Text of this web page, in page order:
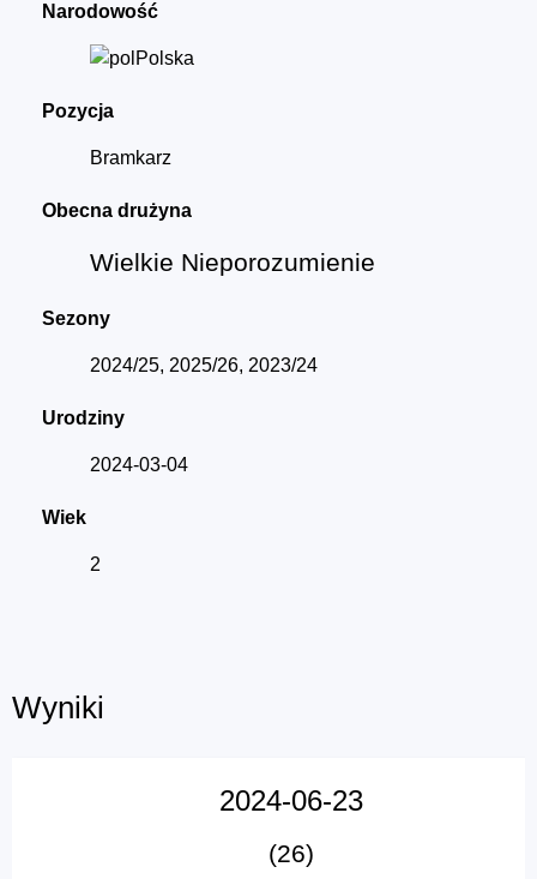
Narodowość
Polska
Pozycja
Bramkarz
Obecna drużyna
Wielkie Nieporozumienie
Sezony
2024/25, 2025/26, 2023/24
Urodziny
2024-03-04
Wiek
2
Wyniki
2024-06-23
(26)